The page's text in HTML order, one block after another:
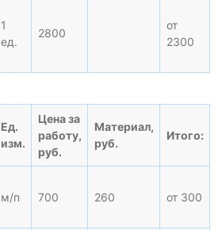
1
ед.
2800
от
2300
Ед.
изм.
Цена за
работу,
руб.
Материал,
руб.
Итого:
м/п 700 260 от 300